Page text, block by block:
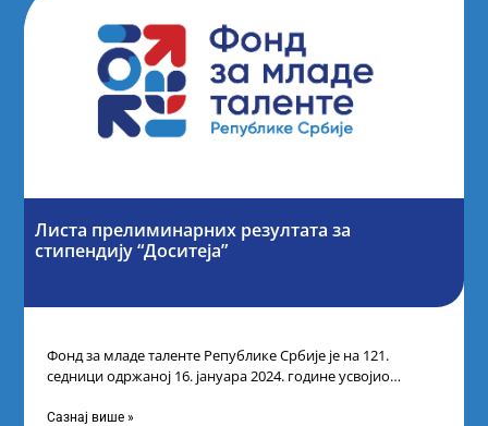
Листа прелиминарних резултата за
стипендију “Доситеја”
Фонд за младе таленте Републике Србије је на 121.
седници одржаној 16. јануара 2024. године усвојио
Сазнај више »